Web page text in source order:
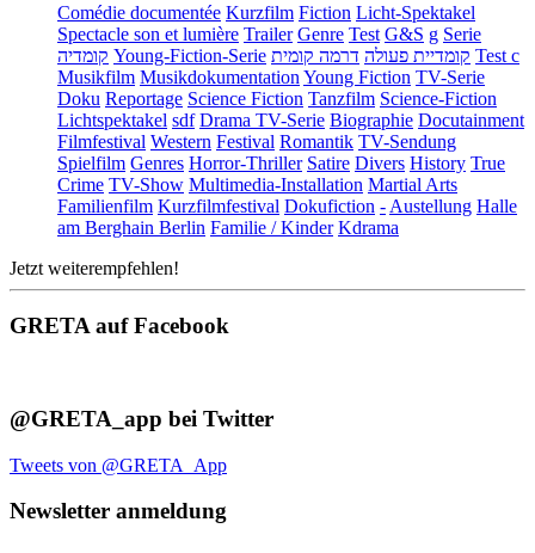
Comédie documentée Kurzfilm Fiction Licht-Spektakel
Spectacle son et lumière Trailer Genre Test G&S g Serie
קומדיה Young-Fiction-Serie קומדיית פעולה דרמה קומית
Test c
Musikfilm Musikdokumentation Young Fiction TV-Serie
Doku Reportage Science Fiction Tanzfilm Science-Fiction
Lichtspektakel sdf Drama TV-Serie Biographie Docutainment
Filmfestival Western Festival Romantik TV-Sendung
Spielfilm Genres Horror-Thriller Satire Divers History True
Crime TV-Show Multimedia-Installation Martial Arts
Familienfilm Kurzfilmfestival Dokufiction - Austellung Halle
am Berghain Berlin Familie / Kinder Kdrama
Jetzt weiterempfehlen!
GRETA auf Facebook
@GRETA_app bei Twitter
Tweets von @GRETA_App
Newsletter anmeldung